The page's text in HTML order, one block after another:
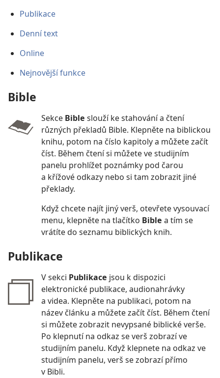
Publikace
Denní text
Online
Nejnovější funkce
Bible
Sekce Bible slouží ke stahování a čtení
různých překladů Bible. Klepněte na biblickou
knihu, potom na číslo kapitoly a můžete začít
číst. Během čtení si můžete ve studijním
panelu prohlížet poznámky pod čarou
a křížové odkazy nebo si tam zobrazit jiné
překlady.
Když chcete najít jiný verš, otevřete vysouvací
menu, klepněte na tlačítko Bible a tím se
vrátíte do seznamu biblických knih.
Publikace
V sekci Publikace jsou k dispozici
elektronické publikace, audionahrávky
a videa. Klepněte na publikaci, potom na
název článku a můžete začít číst. Během čtení
si můžete zobrazit nevypsané biblické verše.
Po klepnutí na odkaz se verš zobrazí ve
studijním panelu. Když klepnete na odkaz ve
studijním panelu, verš se zobrazí přímo
v Bibli.